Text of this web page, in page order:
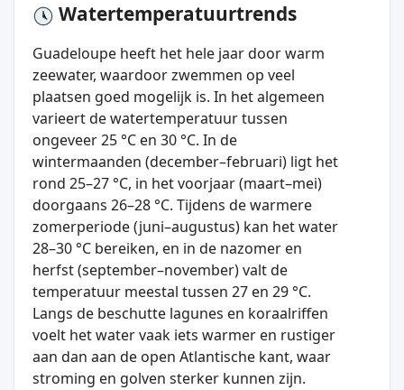
Watertemperatuurtrends
Guadeloupe heeft het hele jaar door warm
zeewater, waardoor zwemmen op veel
plaatsen goed mogelijk is. In het algemeen
varieert de watertemperatuur tussen
ongeveer 25 °C en 30 °C. In de
wintermaanden (december–februari) ligt het
rond 25–27 °C, in het voorjaar (maart–mei)
doorgaans 26–28 °C. Tijdens de warmere
zomerperiode (juni–augustus) kan het water
28–30 °C bereiken, en in de nazomer en
herfst (september–november) valt de
temperatuur meestal tussen 27 en 29 °C.
Langs de beschutte lagunes en koraalriffen
voelt het water vaak iets warmer en rustiger
aan dan aan de open Atlantische kant, waar
stroming en golven sterker kunnen zijn.